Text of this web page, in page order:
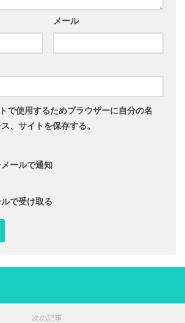
メール
で使用するためブラウザーに自分の名
、サイトを保存する。
ールで通知
で受け取る
次の記事